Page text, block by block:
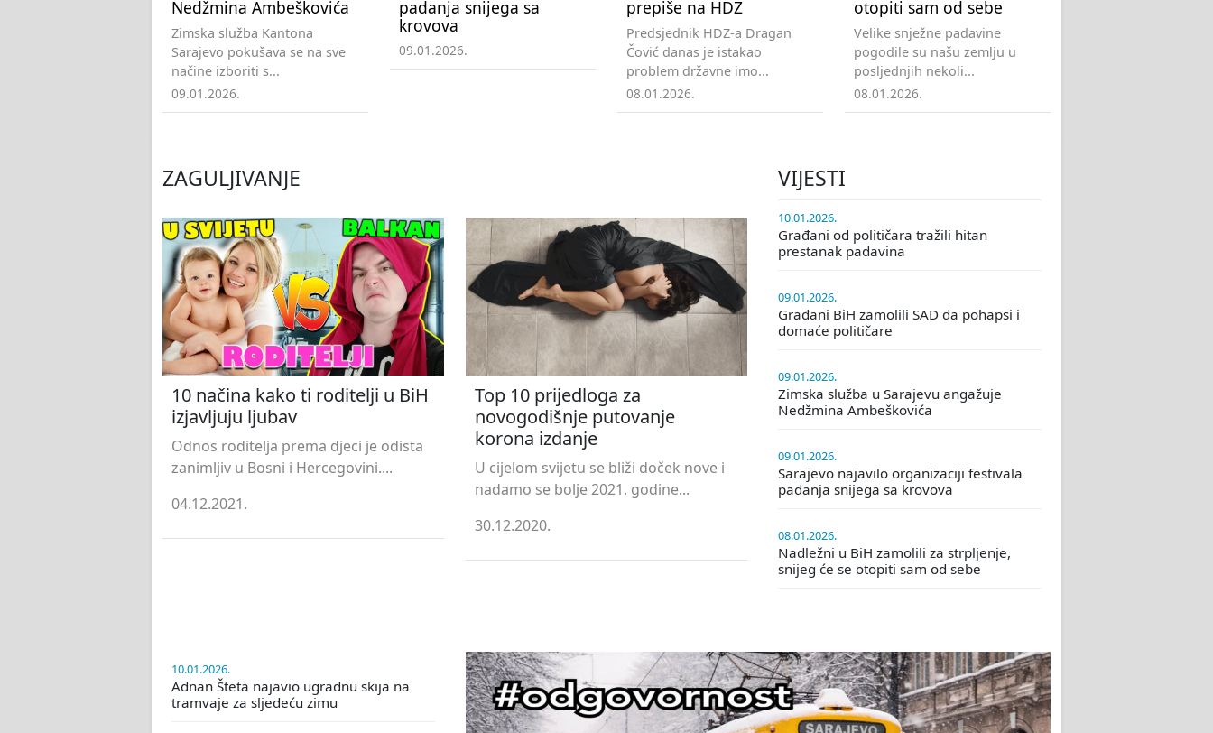
Nedžmina Ambeškovića
Zimska služba Kantona
Sarajevo pokušava se na sve
načine izboriti s...
09.01.2026.
padanja snijega sa
krovova
09.01.2026.
prepiše na HDZ
Predsjednik HDZ-a Dragan
Čović danas je istakao
problem državne imo...
08.01.2026.
otopiti sam od sebe
Velike snježne padavine
pogodile su našu zemlju u
posljednjih nekoli...
08.01.2026.
ZAGULJIVANJE
10 načina kako ti roditelji u BiH
izjavljuju ljubav
Odnos roditelja prema djeci je odista
zanimljiv u Bosni i Hercegovini....
04.12.2021.
Top 10 prijedloga za
novogodišnje putovanje
korona izdanje
U cijelom svijetu se bliži doček nove i
nadamo se bolje 2021. godine...
30.12.2020.
VIJESTI
10.01.2026.
Građani od političara tražili hitan
prestanak padavina
09.01.2026.
Građani BiH zamolili SAD da pohapsi i
domaće političare
09.01.2026.
Zimska služba u Sarajevu angažuje
Nedžmina Ambeškovića
09.01.2026.
Sarajevo najavilo organizaciji festivala
padanja snijega sa krovova
08.01.2026.
Nadležni u BiH zamolili za strpljenje,
snijeg će se otopiti sam od sebe
10.01.2026.
Adnan Šteta najavio ugradnu skija na
tramvaje za sljedeću zimu